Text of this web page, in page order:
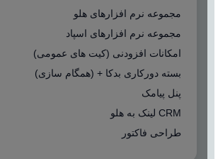
مجموعه نرم افزارهای هلو
مجموعه نرم افزارهای اسپاد
امکانات افزودنی (کیت های عمومی)
بسته دورکاری بدکا + (همگام سازی)
پنل پیامک
CRM لینک به هلو
طراحی فاکتور